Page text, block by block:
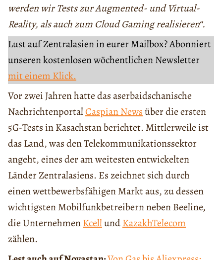
werden wir Tests zur Augmented- und Virtual-
Reality, als auch zum Cloud Gaming realisieren“.
Lust auf Zentralasien in eurer Mailbox? Abonniert
unseren kostenlosen wöchentlichen Newsletter
mit einem Klick.
Vor zwei Jahren hatte das aserbaidschanische
NachrichtenportalCaspian Newsüber die ersten
5G-Tests in Kasachstan berichtet. Mittlerweile ist
das Land, was den Telekommunikationssektor
angeht, eines der am weitesten entwickelten
Länder Zentralasiens. Es zeichnet sich durch
einen wettbewerbsfähigen Markt aus, zu dessen
wichtigsten Mobilfunkbetreibern neben Beeline,
die UnternehmenKcellundKazakhTelecom
zählen.